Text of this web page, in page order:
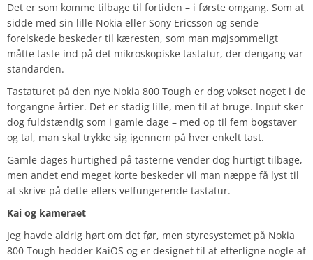
Det er som komme tilbage til fortiden – i første omgang. Som at
sidde med sin lille Nokia eller Sony Ericsson og sende
forelskede beskeder til kæresten, som man møjsommeligt
måtte taste ind på det mikroskopiske tastatur, der dengang var
standarden.
Tastaturet på den nye Nokia 800 Tough er dog vokset noget i de
forgangne årtier. Det er stadig lille, men til at bruge. Input sker
dog fuldstændig som i gamle dage – med op til fem bogstaver
og tal, man skal trykke sig igennem på hver enkelt tast.
Gamle dages hurtighed på tasterne vender dog hurtigt tilbage,
men andet end meget korte beskeder vil man næppe få lyst til
at skrive på dette ellers velfungerende tastatur.
Kai og kameraet
Jeg havde aldrig hørt om det før, men styresystemet på Nokia
800 Tough hedder KaiOS og er designet til at efterligne nogle af